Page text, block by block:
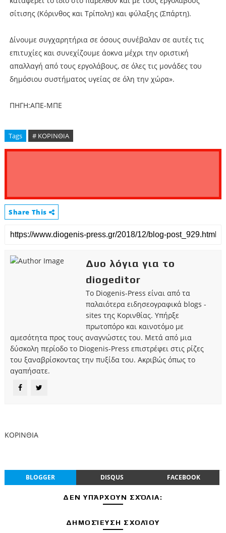
σίτισης (Κόρινθος και Τρίπολη) και φύλαξης (Σπάρτη).
Δίνουμε συγχαρητήρια σε όσους συνέβαλαν σε αυτές τις
επιτυχίες και συνεχίζουμε άοκνα μέχρι την οριστική
απαλλαγή από τους εργολάβους, σε όλες τις μονάδες του
δημόσιου συστήματος υγείας σε όλη την χώρα».
ΠΗΓΗ:ΑΠΕ-ΜΠΕ
Tags # ΚΟΡΙΝΘΙΑ
Share This
Δυο λόγια για το
diogeditor
Το Diogenis-Press είναι από τα
παλαιότερα ειδησεογραφικά blogs -
sites της Κορινθίας. Υπήρξε
πρωτοπόρο και καινοτόμο με
αμεσότητα προς τους αναγνώστες του. Μετά από μια
δύσκολη περίοδο το Diogenis-Press επιστρέφει στις ρίζες
του ξαναβρίσκοντας την πυξίδα του. Ακριβώς όπως το
αγαπήσατε.
ΚΟΡΙΝΘΙΑ
BLOGGER DISQUS FACEBOOK
ΔΕΝ ΥΠΆΡΧΟΥΝ ΣΧΌΛΙΑ:
ΔΗΜΟΣΊΕΥΣΗ ΣΧΟΛΊΟΥ